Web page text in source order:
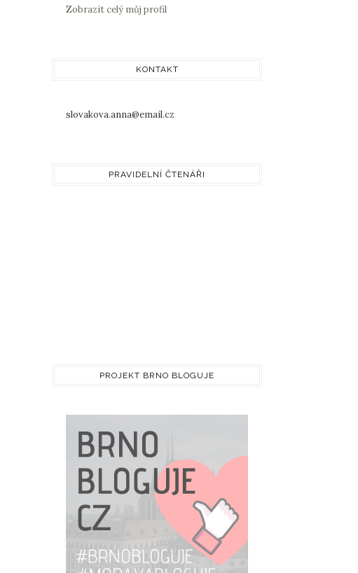
Zobrazit celý můj profil
KONTAKT
slovakova.anna@email.cz
PRAVIDELNÍ ČTENÁŘI
PROJEKT BRNO BLOGUJE